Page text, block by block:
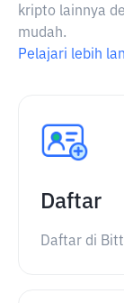
kripto lainnya
mudah.
Pelajari lebih
Daftar
Daftar di